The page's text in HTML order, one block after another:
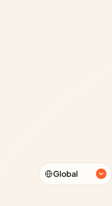
Select Language
Global